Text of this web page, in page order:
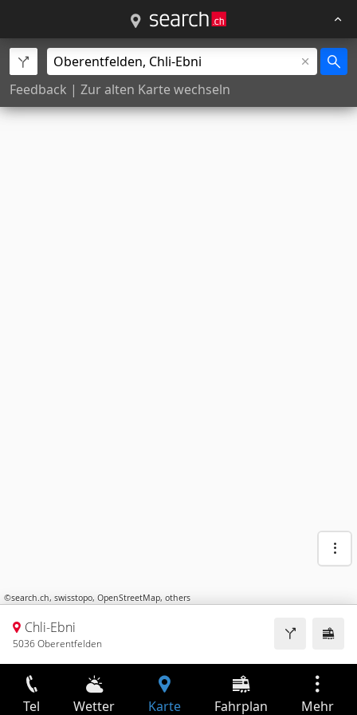
Feedback | Zur alten Karte wechseln
©search.ch, swisstopo, OpenStreetMap, others
Chli-Ebni
5036 Oberentfelden
Tel Wetter Karte Fahrplan Mehr